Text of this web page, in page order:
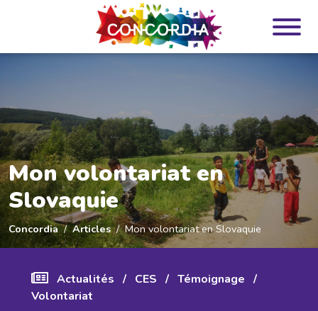
Mon volontariat en
Slovaquie
Concordia Articles Mon volontariat en Slovaquie
Actualités / CES / Témoignage /
Volontariat
Panneau de gestion des cookies